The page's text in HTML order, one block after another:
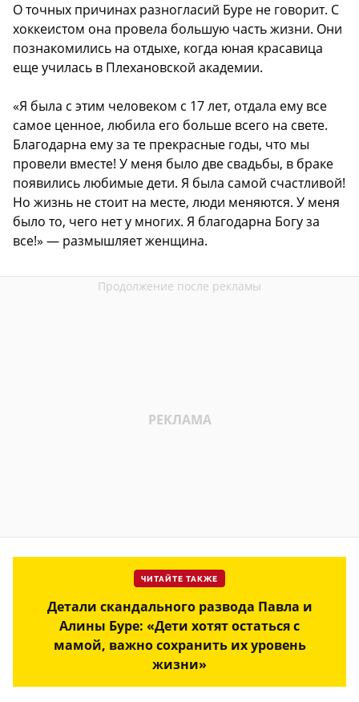
О точных причинах разногласий Буре не говорит. С
хоккеистом она провела большую часть жизни. Они
познакомились на отдыхе, когда юная красавица
еще училась в Плехановской академии.
«Я была с этим человеком с 17 лет, отдала ему все
самое ценное, любила его больше всего на свете.
Благодарна ему за те прекрасные годы, что мы
провели вместе! У меня было две свадьбы, в браке
появились любимые дети. Я была самой счастливой!
Но жизнь не стоит на месте, люди меняются. У меня
было то, чего нет у многих. Я благодарна Богу за
все!» — размышляет женщина.
ЧИТАЙТЕ ТАКЖЕ
Детали скандального развода Павла и
Алины Буре: «Дети хотят остаться с
мамой, важно сохранить их уровень
жизни»